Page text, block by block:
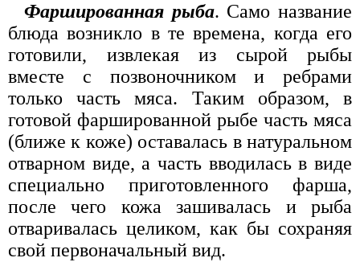
Фаршированная рыба. Само название
блюда возникло в те времена, когда его
готовили, извлекая из сырой рыбы
вместе с позвоночником и ребрами
только часть мяса. Таким образом, в
готовой фаршированной рыбе часть мяса
(ближе к коже) оставалась в натуральном
отварном виде, а часть вводилась в виде
специаль­но приготовленного фарша,
после чего кожа зашивалась и рыба
отваривалась целиком, как бы сохраняя
свой первоначальный вид.